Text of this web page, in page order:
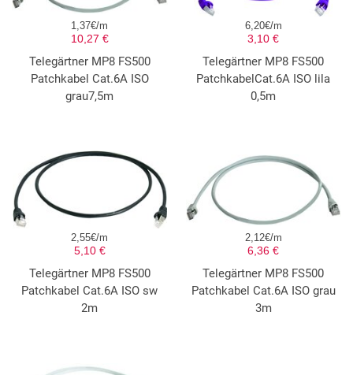
1,37€/m
10,27 €
Telegärtner MP8 FS500
Patchkabel Cat.6A ISO
grau7,5m
6,20€/m
3,10 €
Telegärtner MP8 FS500
PatchkabelCat.6A ISO lila
0,5m
2,55€/m
5,10 €
Telegärtner MP8 FS500
Patchkabel Cat.6A ISO sw
2m
2,12€/m
6,36 €
Telegärtner MP8 FS500
Patchkabel Cat.6A ISO grau
3m